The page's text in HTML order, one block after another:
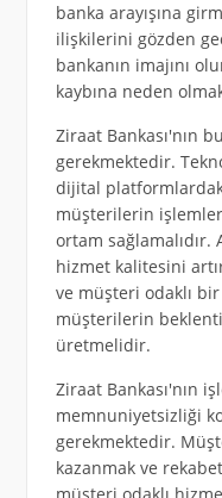
banka arayışına
ilişkilerini gözden
bankanın imajını
kaybına neden
Ziraat Bankası'nın
gerekmektedir.
dijital
müşterilerin
ortam sağlamalıdır.
hizmet kalitesini
ve müşteri odaklı
müşterilerin
üretmelidir.
Ziraat Bankası'nın
memnuniyetsizliği
gerekmektedir.
kazanmak ve